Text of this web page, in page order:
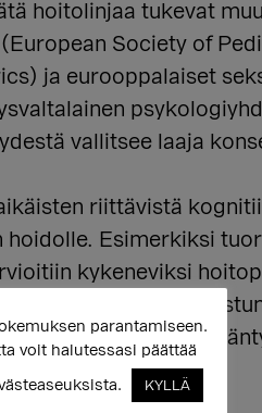
hoitolinjaa tukevat
Society of
ja eurooppalaiset
vallitsee laaja
riittävistä
Esimerkiksi
kykeneviksi
perustuvaa
esimerkiksi
parantamiseen.
voit halutessasi päättää
KYLLÄ